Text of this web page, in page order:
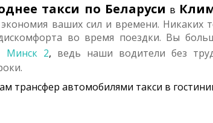
такси по Беларуси в
ваших сил и времени.
во время поездки. Вы
Минск 2, ведь наши водители без
трансфер автомобилями такси в